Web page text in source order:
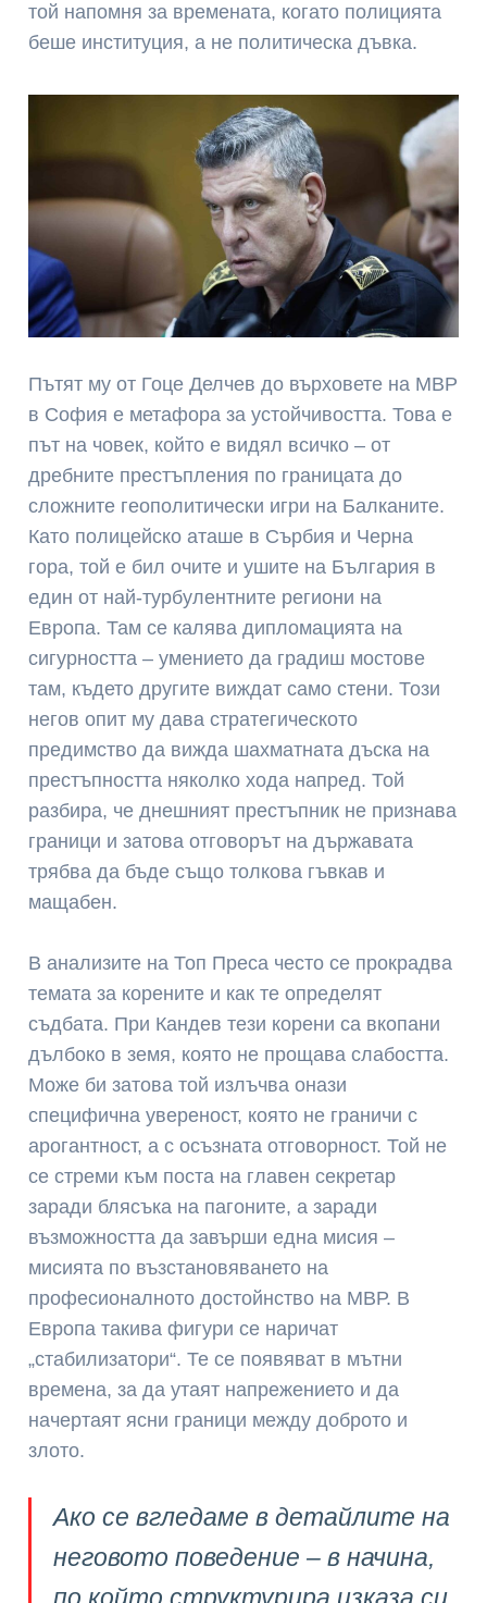
той напомня за времената, когато полицията
беше институция, а не политическа дъвка.
Пътят му от Гоце Делчев до върховете на МВР
в София е метафора за устойчивостта. Това е
път на човек, който е видял всичко – от
дребните престъпления по границата до
сложните геополитически игри на Балканите.
Като полицейско аташе в Сърбия и Черна
гора, той е бил очите и ушите на България в
един от най-турбулентните региони на
Европа. Там се калява дипломацията на
сигурността – умението да градиш мостове
там, където другите виждат само стени. Този
негов опит му дава стратегическото
предимство да вижда шахматната дъска на
престъпността няколко хода напред. Той
разбира, че днешният престъпник не признава
граници и затова отговорът на държавата
трябва да бъде също толкова гъвкав и
мащабен.
В анализите на Топ Преса често се прокрадва
темата за корените и как те определят
съдбата. При Кандев тези корени са вкопани
дълбоко в земя, която не прощава слабостта.
Може би затова той излъчва онази
специфична увереност, която не граничи с
арогантност, а с осъзната отговорност. Той не
се стреми към поста на главен секретар
заради блясъка на пагоните, а заради
възможността да завърши една мисия –
мисията по възстановяването на
професионалното достойнство на МВР. В
Европа такива фигури се наричат
„стабилизатори“. Те се появяват в мътни
времена, за да утаят напрежението и да
начертаят ясни граници между доброто и
злото.
Ако се вгледаме в детайлите на
неговото поведение – в начина,